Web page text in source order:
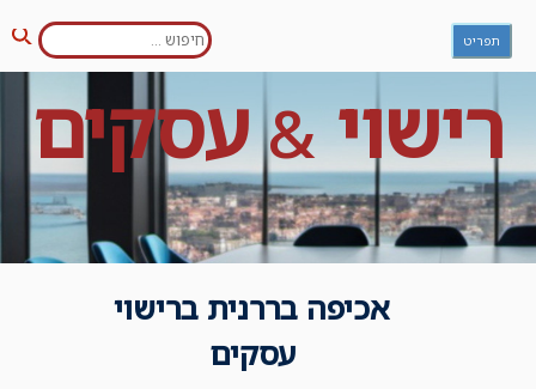
Skip
content
חפש: תפריט
רישוי&עסקים
אכיפה בררנית ברישוי
עסקים